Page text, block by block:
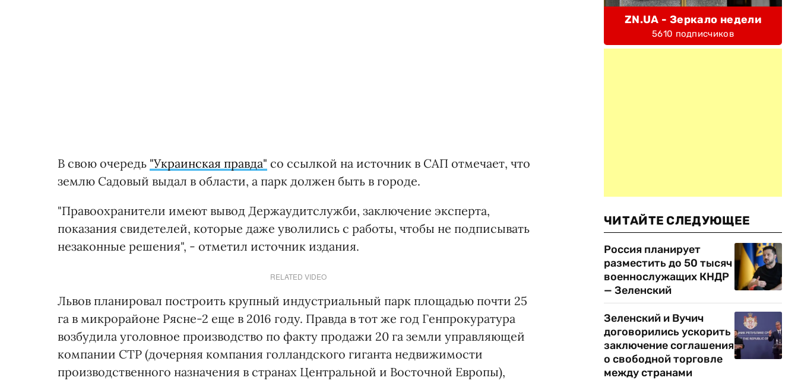
В свою очередь "Украинская правда" со ссылкой на источник в САП отмечает, что
землю Садовый выдал в области, а парк должен быть в городе.
"Правоохранители имеют вывод Держаудитслужби, заключение эксперта,
показания свидетелей, которые даже уволились с работы, чтобы не подписывать
незаконные решения", - отметил источник издания.
RELATED VIDEO
Львов планировал построить крупный индустриальный парк площадью почти 25
га в микрорайоне Рясне-2 еще в 2016 году. Правда в тот же год Генпрокуратура
возбудила уголовное производство по факту продажи 20 га земли управляющей
компании СТР (дочерняя компания голландского гиганта недвижимости
производственного назначения в странах Центральной и Восточной Европы),
ZN.UA - Зеркало недели
5610 подписчиков
ЧИТАЙТЕ СЛЕДУЮЩЕЕ
Россия планирует
разместить до 50 тысяч
военнослужащих КНДР
— Зеленский
Зеленский и Вучич
договорились ускорить
заключение соглашения
о свободной торговле
между странами